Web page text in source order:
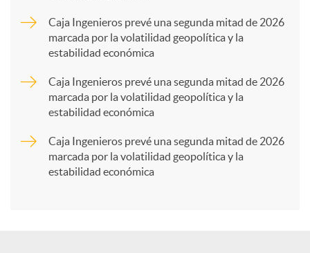
a
Caja Ingenieros prevé una segunda mitad de 2026
marcada por la volatilidad geopolítica y la
estabilidad económica
Caja Ingenieros prevé una segunda mitad de 2026
marcada por la volatilidad geopolítica y la
estabilidad económica
Caja Ingenieros prevé una segunda mitad de 2026
marcada por la volatilidad geopolítica y la
estabilidad económica